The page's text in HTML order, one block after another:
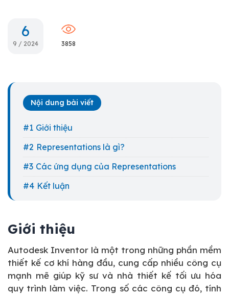
6
9 / 2024 3858
Nội dung bài viết
Giới thiệu
Representations là gì?
Các ứng dụng của Representations
Kết luận
Giới thiệu
Autodesk Inventor là một trong những phần mềm
thiết kế cơ khí hàng đầu, cung cấp nhiều công cụ
mạnh mẽ giúp kỹ sư và nhà thiết kế tối ưu hóa
quy trình làm việc. Trong số các công cụ đó, tính